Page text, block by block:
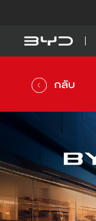
รุ่นรถ
รู้จัก BYD
กลับ